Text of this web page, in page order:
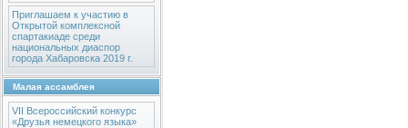
Приглашаем к участию в
Открытой комплексной
спартакиаде среди
национальных диаспор
города Хабаровска 2019 г.
Малая ассамблея
VII Всероссийский конкурс
«Друзья немецкого языка»